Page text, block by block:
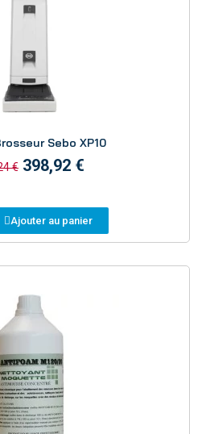
Sebo XP10
€ 398,92 €
Ajouter au panier